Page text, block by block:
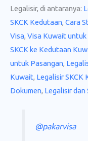
Legalisir, di antaranya:
SKCK Kedutaan, Cara
Visa, Visa Kuwait untuk
SKCK ke Kedutaan
untuk Pasangan,
Kuwait, Legalisir SKCK
Dokumen, Legalisir dan
@pakarvisa